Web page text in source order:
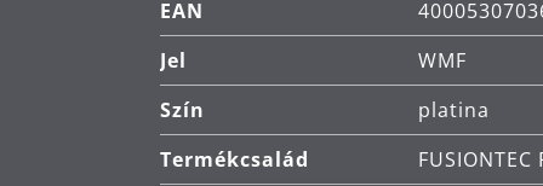
A 30 éves garanciát a belső és
EAN
Jel
WMF
Szín
platina
Termékcsalád